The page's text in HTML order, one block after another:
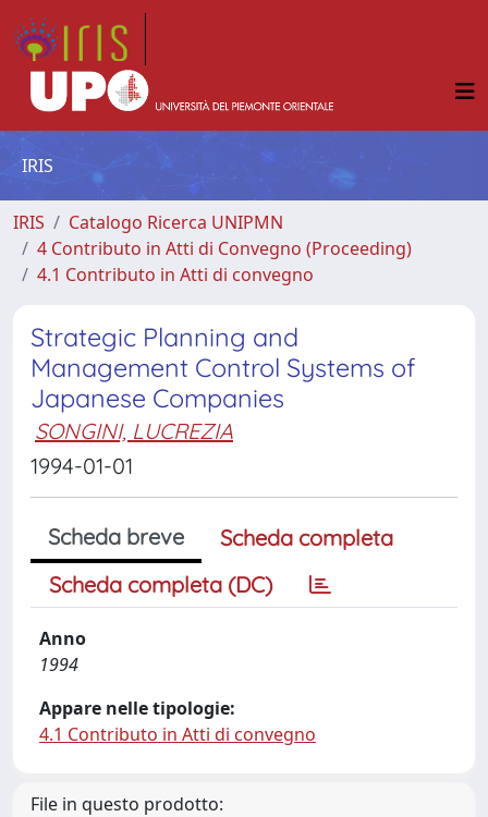
IRIS
IRIS
Catalogo Ricerca UNIPMN
4 Contributo in Atti di Convegno (Proceeding)
4.1 Contributo in Atti di convegno
Strategic Planning and
Management Control Systems of
Japanese Companies
SONGINI, LUCREZIA
1994-01-01
Scheda breve
Scheda completa
Scheda completa (DC)
Anno
1994
Appare nelle tipologie:
4.1 Contributo in Atti di convegno
File in questo prodotto: